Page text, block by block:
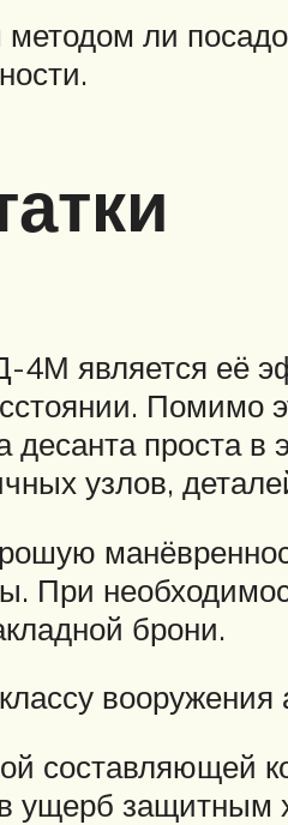
ли
является её
Помимо
проста в
узлов,
При
брони.
вооружения
составляющей
защитным